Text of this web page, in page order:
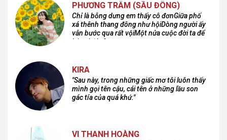
PHƯƠNG TRÂM (SẦU ĐÔNG)
Chỉ là bỗng dưng em thấy cô đơnGiữa phố
xá thênh thang đông như hộiDòng người ấy
vẫn bước qua rất vộiMột nửa cuộc đời ta để
lại nơi đâu?
KIRA
"Sau này, trong những giấc mơ tôi luôn thấy
mình gọi tên cậu, cái tên ở những lầu son
gác tía của quá khứ."
VI THANH HOÀNG